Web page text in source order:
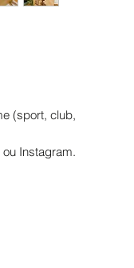
(sport, club,
Instagram.